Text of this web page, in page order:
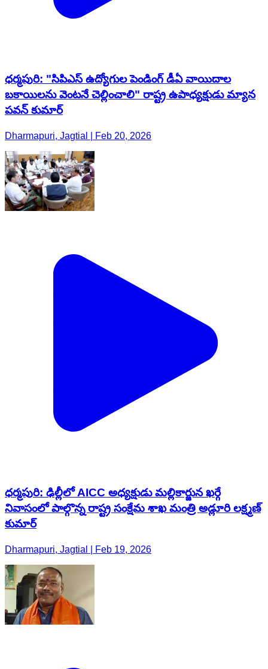
ధర్మపురి: "సిపిఎస్ ఉద్యోగుల పెండింగ్ డీఏ వాయిదాల
బకాయిలను వెంటనే చెల్లించాలి" రాష్ట్ర ఉపాధ్యక్షుడు మ్యాన
పవన్ కుమార్
Dharmapuri, Jagtial | Feb 20, 2026
ధర్మపురి: ఢిల్లీలో AICC అధ్యక్షుడు మల్లికార్జున ఖర్గే
నివాసంలో పాల్గొన్న రాష్ట్ర సంక్షేమ శాఖ మంత్రి అడ్లూరి లక్ష్మణ్
కుమార్
Dharmapuri, Jagtial | Feb 19, 2026